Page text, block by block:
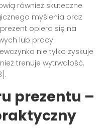
również skuteczne
myślenia oraz
opiera się na
lub pracy
nie tylko zyskuje
trenuje wytrwałość,
.
prezentu –